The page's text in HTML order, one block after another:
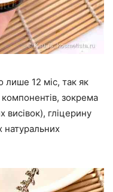
лише 12 міс, так як
зокрема
висівок), гліцерину
натуральних